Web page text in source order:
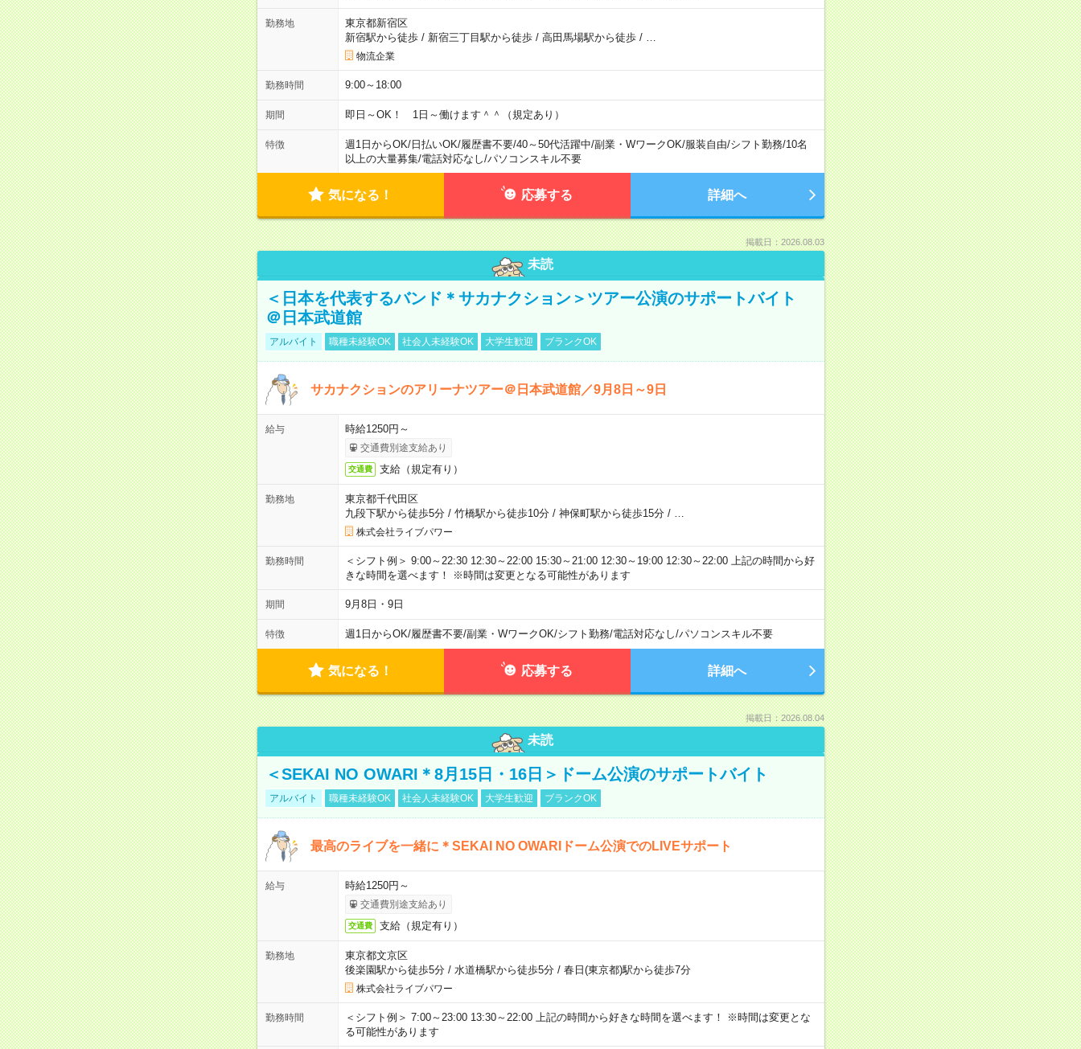
勤務地
東京都新宿区
新宿駅から徒歩/ 新宿三丁目駅から徒歩/ 高田馬場駅から徒歩/
物流企業
勤務時間 9:00～18:00
期間 即日～OK！ 1日～働けます＾＾（規定あり）
特徴 週1日からOK/日払いOK/履歴書不要/40～50代活躍中/副業・WワークOK/服装自由/シフト勤務/10名
以上の大量募集/電話対応なし/パソコンスキル不要
気になる！ 応募する 詳細へ
掲載日：2026.08.03
未読
＜日本を代表するバンド＊サカナクション＞ツアー公演のサポートバイト
＠日本武道館
アルバイト 職種未経験OK 社会人未経験OK 大学生歓迎 ブランクOK
サカナクションのアリーナツアー＠日本武道館／9月8日～9日
給与 時給1250円～
交通費別途支給あり
交通費 支給（規定有り）
勤務地
東京都千代田区
九段下駅から徒歩5分/ 竹橋駅から徒歩10分/ 神保町駅から徒歩15分/
株式会社ライブパワー
勤務時間
＜シフト例＞ 9:00～22:30 12:30～22:00 15:30～21:00 12:30～19:00 12:30～22:00 上記の時間から好
きな時間を選べます！ ※時間は変更となる可能性があります
期間 9月8日・9日
特徴 週1日からOK/履歴書不要/副業・WワークOK/シフト勤務/電話対応なし/パソコンスキル不要
気になる！ 応募する 詳細へ
掲載日：2026.08.04
未読
＜SEKAI NO OWARI＊8月15日・16日＞ドーム公演のサポートバイト
アルバイト 職種未経験OK 社会人未経験OK 大学生歓迎 ブランクOK
最高のライブを一緒に＊SEKAI NO OWARIドーム公演でのLIVEサポート
給与 時給1250円～
交通費別途支給あり
交通費 支給（規定有り）
勤務地
東京都文京区
後楽園駅から徒歩5分/ 水道橋駅から徒歩5分/ 春日(東京都)駅から徒歩7分
株式会社ライブパワー
勤務時間
＜シフト例＞ 7:00～23:00 13:30～22:00 上記の時間から好きな時間を選べます！ ※時間は変更とな
る可能性があります